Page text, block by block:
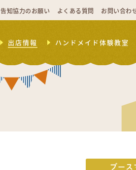
告知協力のお願い よくある質問 お問い合わ
出店情報 ハンドメイド体験教室
ブース